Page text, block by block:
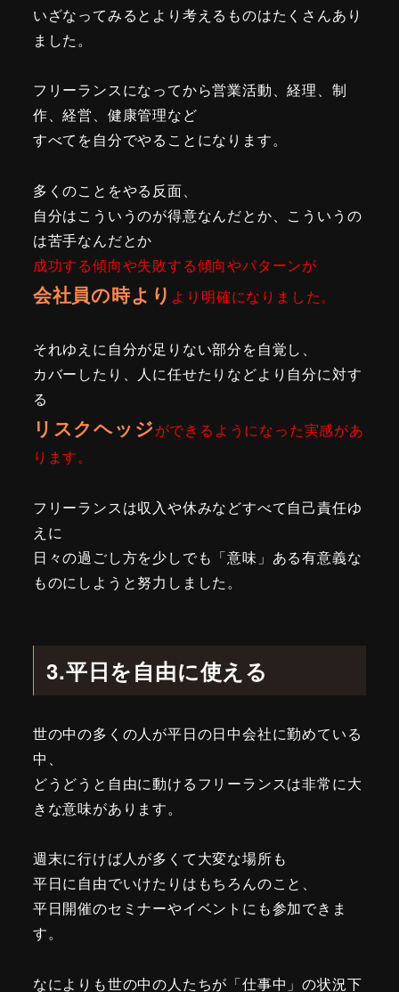
いざなってみるとより考えるものはたくさんあり
ました。
フリーランスになってから営業活動、経理、制
作、経営、健康管理など
すべてを自分でやることになります。
多くのことをやる反面、
自分はこういうのが得意なんだとか、こういうの
は苦手なんだとか
成功する傾向や失敗する傾向やパターンが
会社員の時より より明確になりました。
それゆえに自分が足りない部分を自覚し、
カバーしたり、人に任せたりなどより自分に対す
る
リスクヘッジができるようになった実感があ
ります。
フリーランスは収入や休みなどすべて自己責任ゆ
えに
日々の過ごし方を少しでも「意味」ある有意義な
ものにしようと努力しました。
3.平日を自由に使える
世の中の多くの人が平日の日中会社に勤めている
中、
どうどうと自由に動けるフリーランスは非常に大
きな意味があります。
週末に行けば人が多くて大変な場所も
平日に自由でいけたりはもちろんのこと、
平日開催のセミナーやイベントにも参加できま
す。
なによりも世の中の人たちが「仕事中」の状況下